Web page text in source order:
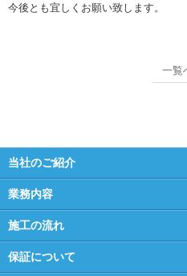
今後とも宜しくお願い致します。
一覧
当社のご紹介
業務内容
施工の流れ
保証について